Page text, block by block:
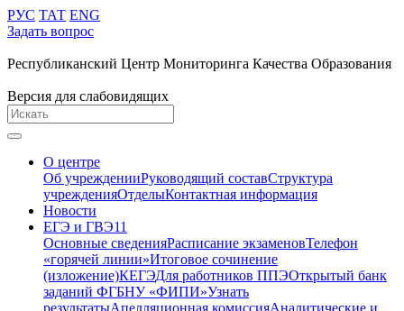
РУС ТАТ ENG
Задать вопрос
Республиканский Центр Мониторинга Качества Образования
Версия для слабовидящих
О центре
Об учрежденииРуководящий составСтруктура
учрежденияОтделыКонтактная информация
Новости
ЕГЭ и ГВЭ11
Основные сведенияРасписание экзаменовТелефон
«горячей линии»Итоговое сочинение
(изложение)КЕГЭДля работников ППЭОткрытый банк
заданий ФГБНУ «ФИПИ»Узнать
результатыАпелляционная комиссияАналитические и